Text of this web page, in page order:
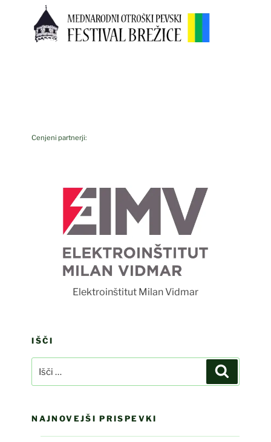
Cenjeni partnerji:
Elektroinštitut Milan Vidmar
IŠČI
NAJNOVEJŠI PRISPEVKI